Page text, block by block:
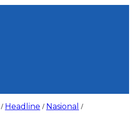
/ Headline / Nasional /